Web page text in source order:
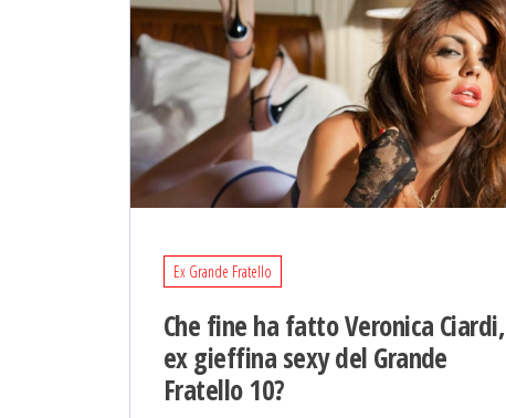
Ex Grande Fratello
Che fine ha fatto Veronica Ciardi,
ex gieffina sexy del Grande
Fratello 10?